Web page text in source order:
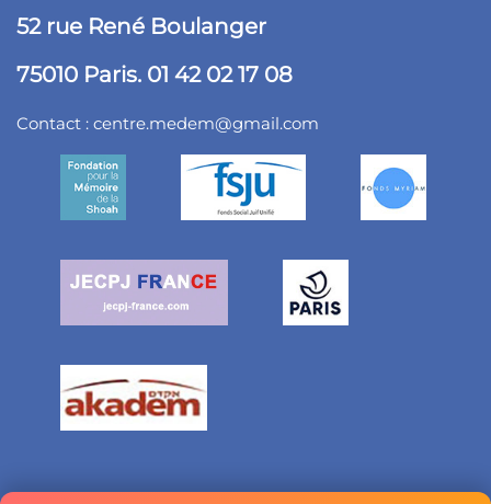
52 rue René Boulanger
75010 Paris. 01 42 02 17 08
Contact : centre.medem@gmail.com